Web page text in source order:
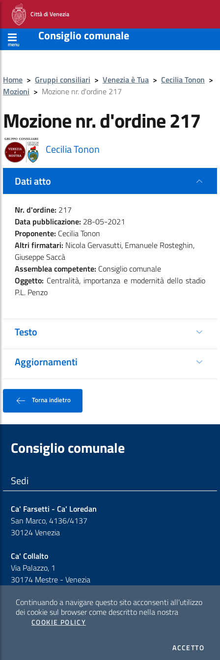
Città di Venezia
menu
Consiglio comunale
Home > Gruppi consiliari > Venezia è Tua > Cecilia Tonon >
Mozioni > Mozione nr. d'ordine 217
Mozione nr. d'ordine 217
Cecilia Tonon
Dati atto
Nr. d'ordine: 217
Data pubblicazione: 28-05-2021
Proponente: Cecilia Tonon
Altri firmatari: Nicola Gervasutti, Emanuele Rosteghin,
Giuseppe Saccà
Assemblea competente: Consiglio comunale
Oggetto: Centralità, importanza e modernità dello stadio
P.L. Penzo
Testo
Aggiornamenti
Torna indietro
Consiglio comunale
Sedi
Ca' Farsetti - Ca' Loredan
San Marco, 4136/4137
30124 Venezia
Ca' Collalto
Via Palazzo, 1
30174 Mestre - Venezia
Sezione Link Policy
Cookie policy
Continuando a navigare questo sito acconsenti all'utilizzo
dei cookie sul browser come descritto nella nostra
COOKIE POLICY
ACCETTOI